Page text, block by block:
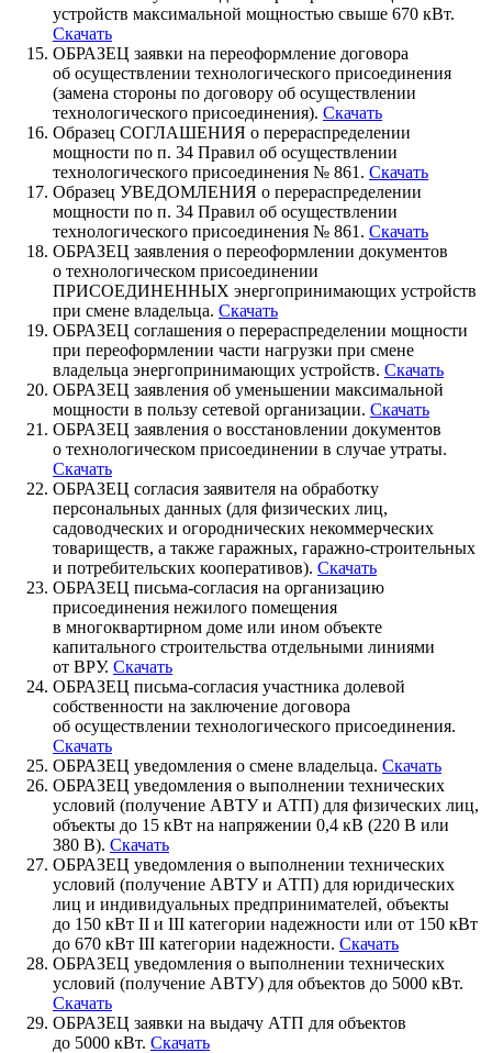
устройств максимальной мощностью свыше 670 кВт.
Скачать
ОБРАЗЕЦ заявки на переоформление договора
об осуществлении технологического присоединения
(замена стороны по договору об осуществлении
технологического присоединения). Скачать
Образец СОГЛАШЕНИЯ о перераспределении
мощности по п. 34 Правил об осуществлении
технологического присоединения № 861. Скачать
Образец УВЕДОМЛЕНИЯ о перераспределении
мощности по п. 34 Правил об осуществлении
технологического присоединения № 861. Скачать
ОБРАЗЕЦ заявления о переоформлении документов
о технологическом присоединении
ПРИСОЕДИНЕННЫХ энергопринимающих устройств
при смене владельца. Скачать
ОБРАЗЕЦ соглашения о перераспределении мощности
при переоформлении части нагрузки при смене
владельца энергопринимающих устройств. Скачать
ОБРАЗЕЦ заявления об уменьшении максимальной
мощности в пользу сетевой организации. Скачать
ОБРАЗЕЦ заявления о восстановлении документов
о технологическом присоединении в случае утраты.
Скачать
ОБРАЗЕЦ согласия заявителя на обработку
персональных данных (для физических лиц,
садоводческих и огороднических некоммерческих
товариществ, а также гаражных, гаражно-строительных
и потребительских кооперативов). Скачать
ОБРАЗЕЦ письма-согласия на организацию
присоединения нежилого помещения
в многоквартирном доме или ином объекте
капитального строительства отдельными линиями
от ВРУ. Скачать
ОБРАЗЕЦ письма-согласия участника долевой
собственности на заключение договора
об осуществлении технологического присоединения.
Скачать
ОБРАЗЕЦ уведомления о смене владельца. Скачать
ОБРАЗЕЦ уведомления о выполнении технических
условий (получение АВТУ и АТП) для физических лиц,
объекты до 15 кВт на напряжении 0,4 кВ (220 В или
380 В). Скачать
ОБРАЗЕЦ уведомления о выполнении технических
условий (получение АВТУ и АТП) для юридических
лиц и индивидуальных предпринимателей, объекты
до 150 кВт II и III категории надежности или от 150 кВт
до 670 кВт III категории надежности. Скачать
ОБРАЗЕЦ уведомления о выполнении технических
условий (получение АВТУ) для объектов до 5000 кВт.
Скачать
ОБРАЗЕЦ заявки на выдачу АТП для объектов
до 5000 кВт. Скачать